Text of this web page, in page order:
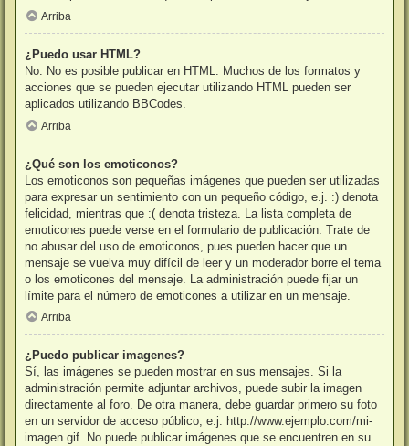
Arriba
¿Puedo usar HTML?
No. No es posible publicar en HTML. Muchos de los formatos y
acciones que se pueden ejecutar utilizando HTML pueden ser
aplicados utilizando BBCodes.
Arriba
¿Qué son los emoticonos?
Los emoticonos son pequeñas imágenes que pueden ser utilizadas
para expresar un sentimiento con un pequeño código, e.j. :) denota
felicidad, mientras que :( denota tristeza. La lista completa de
emoticones puede verse en el formulario de publicación. Trate de
no abusar del uso de emoticonos, pues pueden hacer que un
mensaje se vuelva muy difícil de leer y un moderador borre el tema
o los emoticones del mensaje. La administración puede fijar un
límite para el número de emoticones a utilizar en un mensaje.
Arriba
¿Puedo publicar imagenes?
Sí, las imágenes se pueden mostrar en sus mensajes. Si la
administración permite adjuntar archivos, puede subir la imagen
directamente al foro. De otra manera, debe guardar primero su foto
en un servidor de acceso público, e.j. http://www.ejemplo.com/mi-
imagen.gif. No puede publicar imágenes que se encuentren en su